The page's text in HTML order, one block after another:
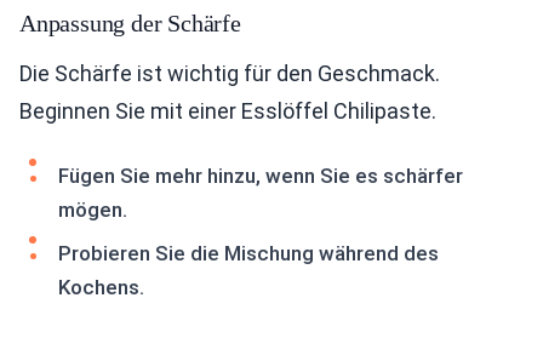
Anpassung der Schärfe
Die Schärfe ist wichtig für den Geschmack.
Beginnen Sie mit einer Esslöffel Chilipaste.
Fügen Sie mehr hinzu, wenn Sie es schärfer
mögen.
Probieren Sie die Mischung während des
Kochens.